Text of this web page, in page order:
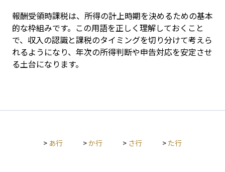
報酬受領時課税は、所得の計上時期を決めるための基本
的な枠組みです。この用語を正しく理解しておくこと
で、収入の認識と課税のタイミングを切り分けて考えら
れるようになり、年次の所得判断や申告対応を安定させ
る土台になります。
> あ行 >か行 > さ行 > た行